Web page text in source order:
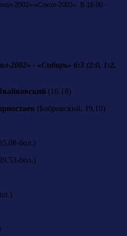
2002»-«Сокол-2003». В 16:00 -
2002» - «Сибирь» 6:3 (2:0, 1:2,
(16.18)
(Бобровский, 19.10)
бол.)
бол.)